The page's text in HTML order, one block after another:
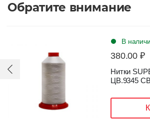
Обратите внимание
В
380.00 ₽
Нитки
ЦВ.9345